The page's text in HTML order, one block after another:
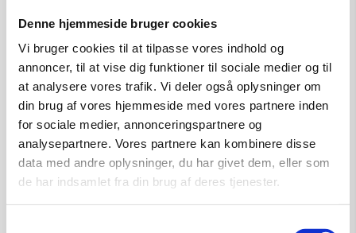
Denne hjemmeside bruger cookies
Vi bruger cookies til at tilpasse vores indhold og
annoncer, til at vise dig funktioner til sociale medier og til
at analysere vores trafik. Vi deler også oplysninger om
din brug af vores hjemmeside med vores partnere inden
for sociale medier, annonceringspartnere og
analysepartnere. Vores partnere kan kombinere disse
data med andre oplysninger, du har givet dem, eller som
de har indsamlet fra din brug af deres tjenester.